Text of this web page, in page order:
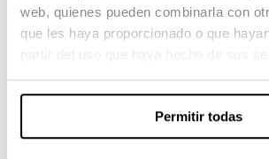
web, quienes pueden combinarla con
que les haya proporcionado o que
Permitir todas
Fotografía: Marc Miró
Sonido: Laura Diez Mora